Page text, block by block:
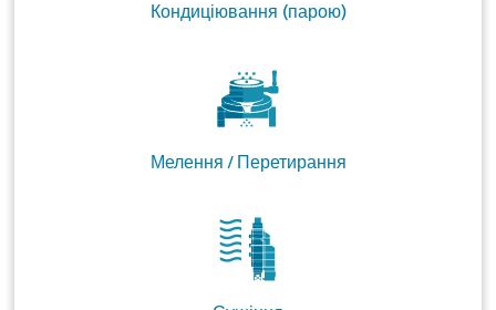
Кондиціювання (парою)
Мелення / Перетирання